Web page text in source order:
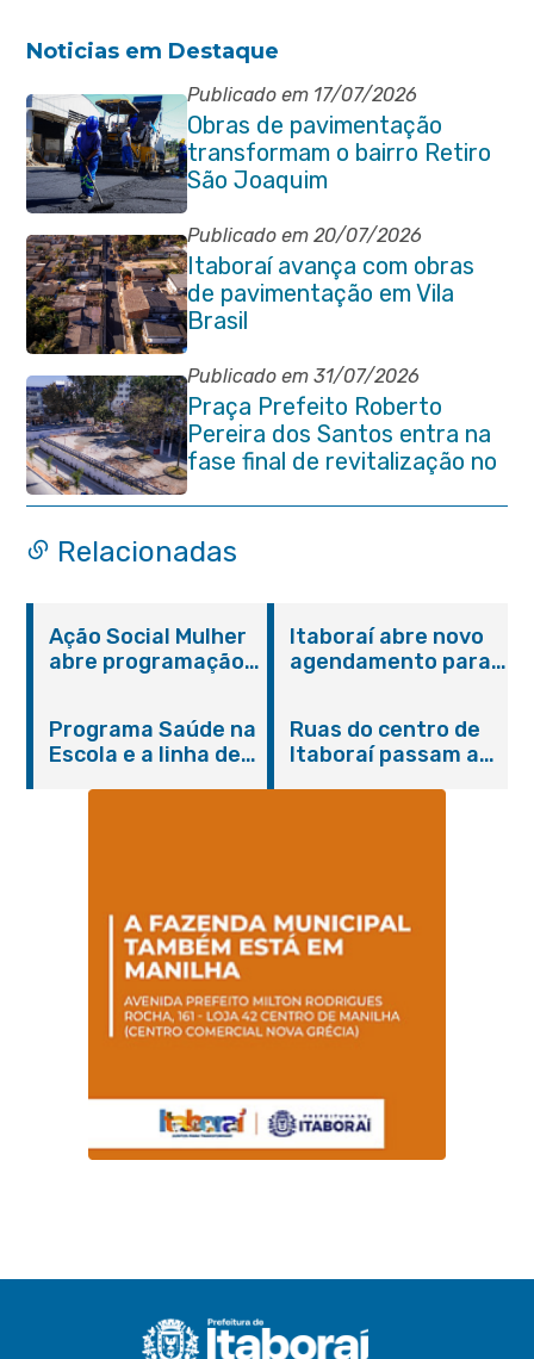
Noticias em Destaque
Publicado em 17/07/2026
Obras de pavimentação
transformam o bairro Retiro
São Joaquim
Publicado em 20/07/2026
Itaboraí avança com obras
de pavimentação em Vila
Brasil
Publicado em 31/07/2026
Praça Prefeito Roberto
Pereira dos Santos entra na
fase final de revitalização no
Centro de Itaboraí
Relacionadas
Ação Social Mulher
abre programação
serviços gratuitos e
orientações
Itaboraí abre novo
agendamento para
Programa Saúde na
Escola e a linha de
Magalhães Seabra
Ruas do centro de
Itaboraí passam a